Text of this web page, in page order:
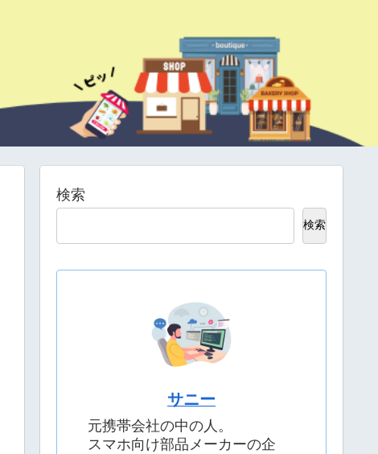
検索
検索
サニー
元携帯会社の中の人。
スマホ向け部品メーカーの企